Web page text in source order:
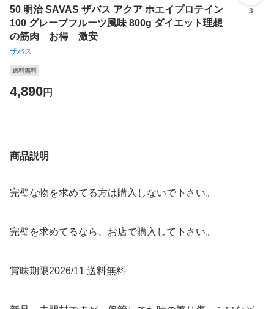
50 明治 SAVAS ザバス アクア ホエイプロテイン
100 グレープフルーツ風味 800g ダイエット理想
の筋肉 お得 激安
ザバス
3
送料無料
4,890円
商品説明
完璧な物を求めてる方は購入しないで下さい。
完璧を求めてるなら、お店で購入して下さい。
賞味期限2026/11 送料無料